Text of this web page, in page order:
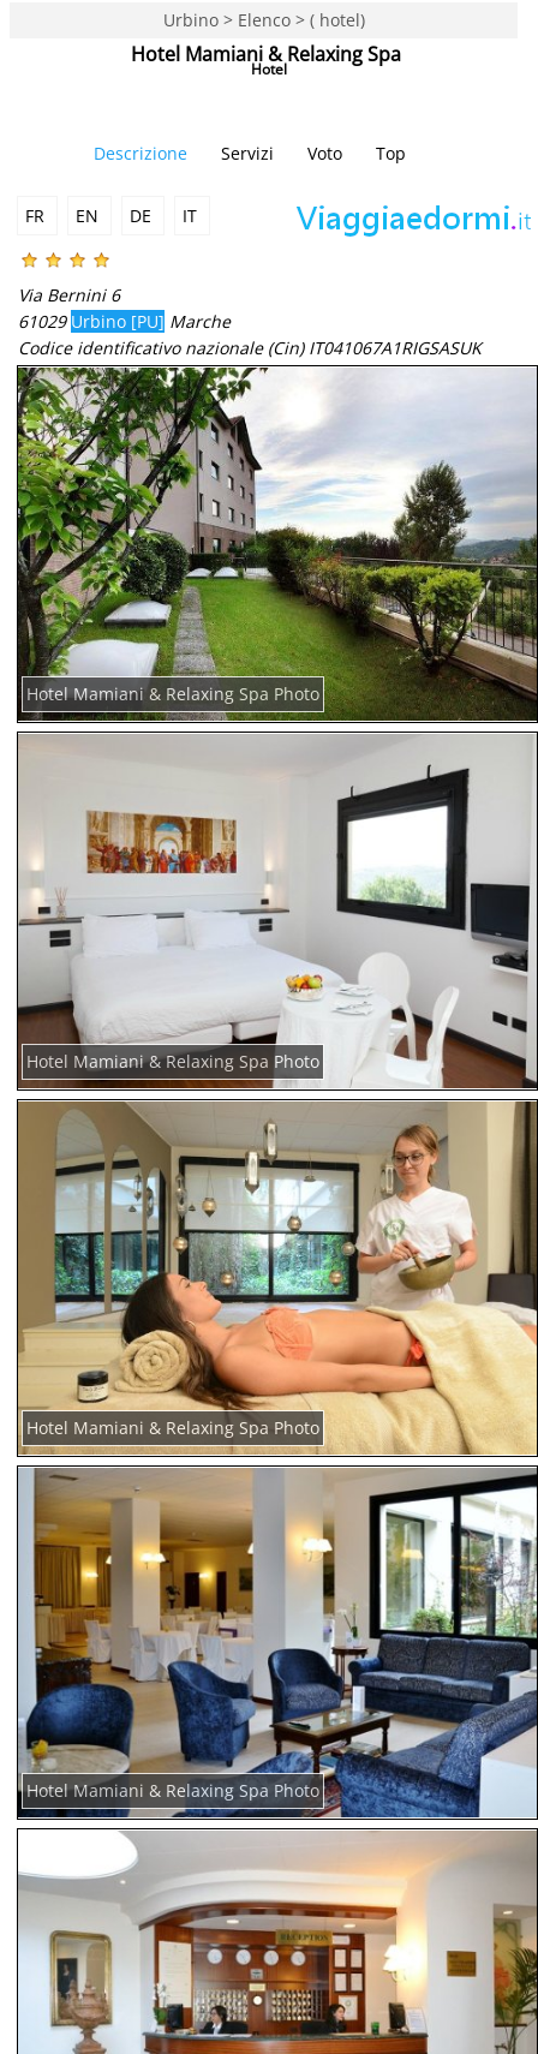
Urbino > Elenco > ( hotel)
Hotel Mamiani & Relaxing Spa
Hotel
Descrizione Servizi Voto Top
FR EN DE IT
Via Bernini 6
61029 Urbino [PU] Marche
Codice identificativo nazionale (Cin) IT041067A1RIGSASUK
Hotel Mamiani & Relaxing Spa Photo
Hotel Mamiani & Relaxing Spa Photo
Hotel Mamiani & Relaxing Spa Photo
Hotel Mamiani & Relaxing Spa Photo